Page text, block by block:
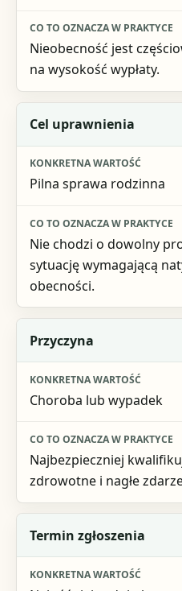
Nieobecność jest
na wysokość wypłaty.
Cel uprawnienia
Pilna sprawa rodzinna
Nie chodzi o dowolny
sytuację wymagającą
obecności.
Przyczyna
Choroba lub wypadek
Najbezpieczniej
zdrowotne i nagłe
Termin zgłoszenia